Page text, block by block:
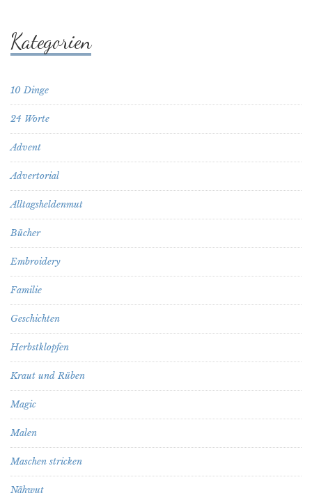
Kategorien
10 Dinge
24 Worte
Advent
Advertorial
Alltagsheldenmut
Bücher
Embroidery
Familie
Geschichten
Herbstklopfen
Kraut und Rüben
Magic
Malen
Maschen stricken
Nähwut